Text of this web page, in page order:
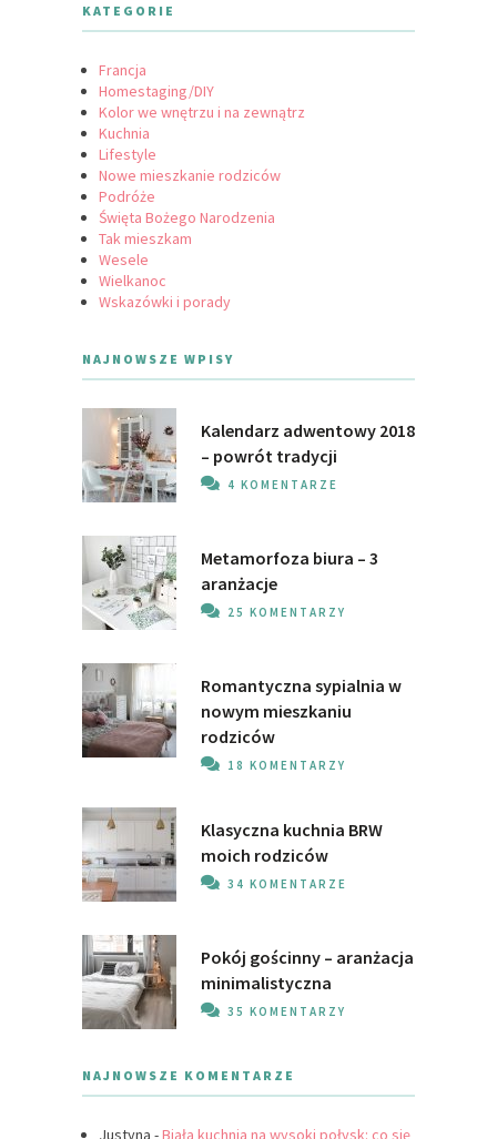
KATEGORIE
Francja
Homestaging/DIY
Kolor we wnętrzu i na zewnątrz
Kuchnia
Lifestyle
Nowe mieszkanie rodziców
Podróże
Święta Bożego Narodzenia
Tak mieszkam
Wesele
Wielkanoc
Wskazówki i porady
NAJNOWSZE WPISY
Kalendarz adwentowy 2018
– powrót tradycji
4 KOMENTARZE
Metamorfoza biura – 3
aranżacje
25 KOMENTARZY
Romantyczna sypialnia w
nowym mieszkaniu
rodziców
18 KOMENTARZY
Klasyczna kuchnia BRW
moich rodziców
34 KOMENTARZE
Pokój gościnny – aranżacja
minimalistyczna
35 KOMENTARZY
NAJNOWSZE KOMENTARZE
Justyna -Biała kuchnia na wysoki połysk: co się